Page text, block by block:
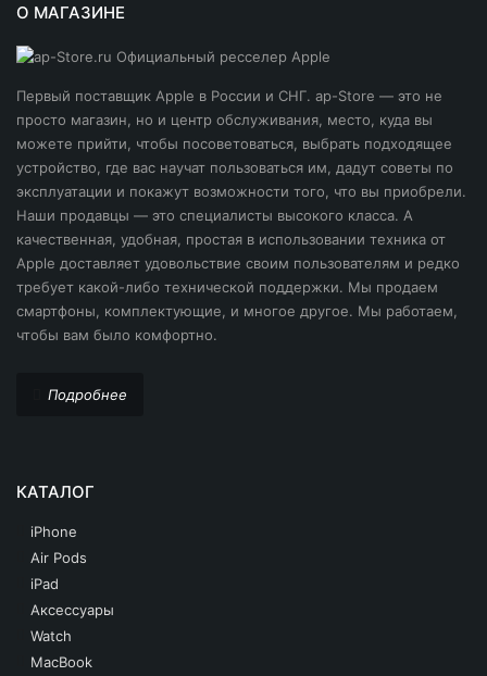
О МАГАЗИНЕ
Первый поставщик Apple в России и СНГ. ap-Store — это не
просто магазин, но и центр обслуживания, место, куда вы
можете прийти, чтобы посоветоваться, выбрать подходящее
устройство, где вас научат пользоваться им, дадут советы по
эксплуатации и покажут возможности того, что вы приобрели.
Наши продавцы — это специалисты высокого класса. А
качественная, удобная, простая в использовании техника от
Apple доставляет удовольствие своим пользователям и редко
требует какой-либо технической поддержки. Мы продаем
смартфоны, комплектующие, и многое другое. Мы работаем,
чтобы вам было комфортно.
Подробнее
КАТАЛОГ
iPhone
Air Pods
iPad
Аксессуары
Watch
MacBook